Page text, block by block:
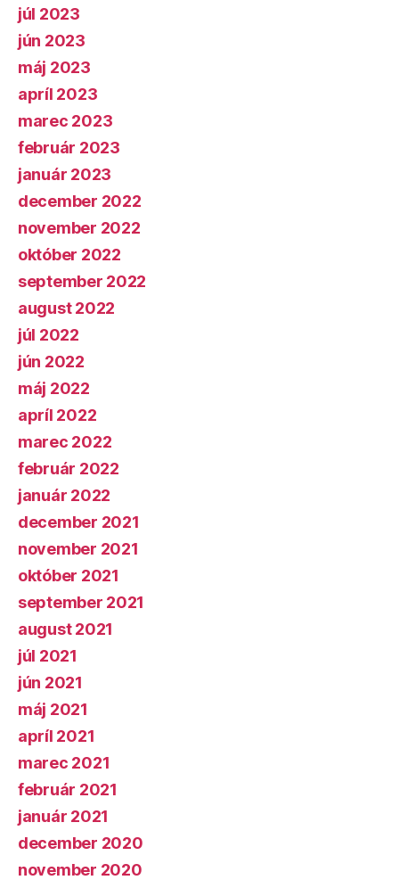
júl 2023
jún 2023
máj 2023
apríl 2023
marec 2023
február 2023
január 2023
december 2022
november 2022
október 2022
september 2022
august 2022
júl 2022
jún 2022
máj 2022
apríl 2022
marec 2022
február 2022
január 2022
december 2021
november 2021
október 2021
september 2021
august 2021
júl 2021
jún 2021
máj 2021
apríl 2021
marec 2021
február 2021
január 2021
december 2020
november 2020